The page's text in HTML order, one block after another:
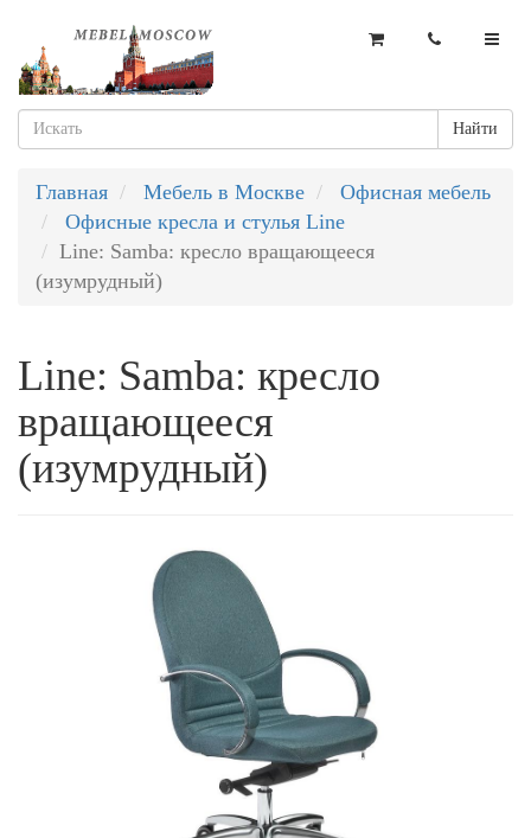
Найти
Главная Мебель в Москве
Офисная мебель
Офисные кресла и стулья Line
Line: Samba: кресло вращающееся
(изумрудный)
Line: Samba: кресло
вращающееся
(изумрудный)